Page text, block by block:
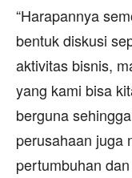
“Harapannya
bentuk diskusi
aktivitas bisnis,
yang kami bisa
berguna
perusahaan juga
pertumbuhan